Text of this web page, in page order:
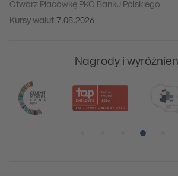
Otwórz Placówkę PKO Banku Polskiego
Kursy walut 7.08.2026
Nagrody i